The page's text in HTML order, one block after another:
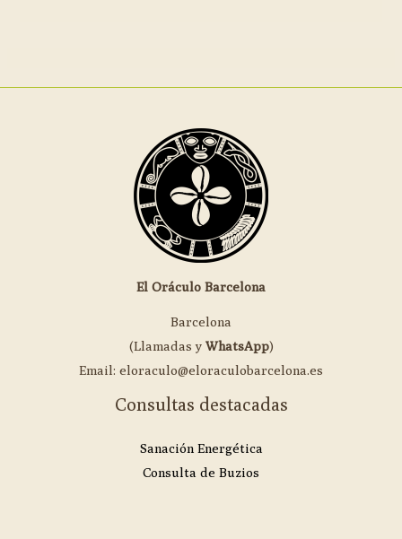
El Oráculo Barcelona
Barcelona
(Llamadas y WhatsApp)
Email: eloraculo@eloraculobarcelona.es
Consultas destacadas
Sanación Energética
Consulta de Buzios